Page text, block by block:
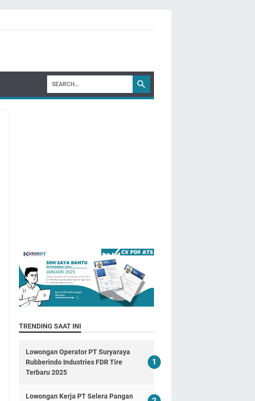
TRENDING SAAT INI
Lowongan Operator PT Suryaraya
Rubberindo Industries FDR Tire
Terbaru 2025
Lowongan Kerja PT Selera Pangan